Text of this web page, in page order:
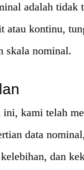
adalah tidak
atau kontinu,
skala nominal.
kami telah
data nominal,
dan